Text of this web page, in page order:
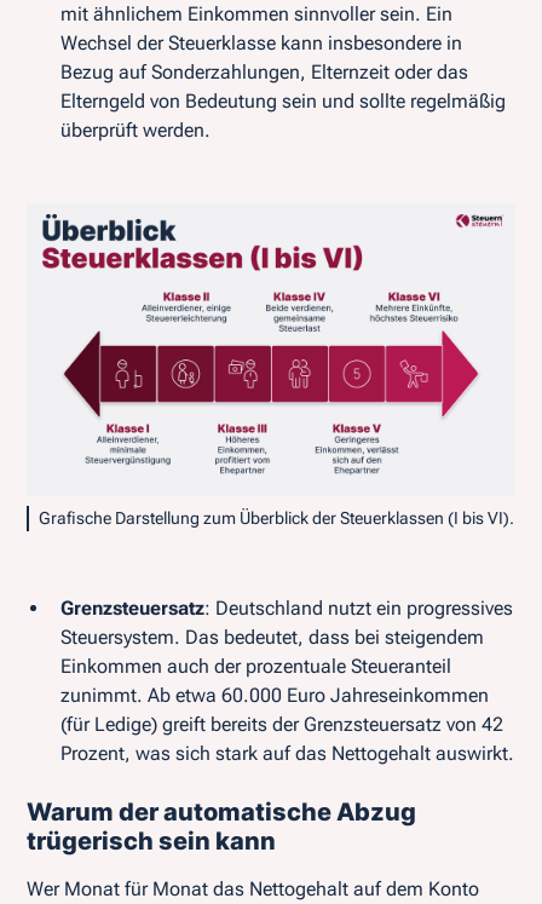
mit ähnlichem Einkommen sinnvoller sein. Ein
Wechsel der Steuerklasse kann insbesondere in
Bezug auf Sonderzahlungen, Elternzeit oder das
Elterngeld von Bedeutung sein und sollte regelmäßig
überprüft werden.
Grafische Darstellung zum Überblick der Steuerklassen (I bis VI).
Grenzsteuersatz: Deutschland nutzt ein progressives
Steuersystem. Das bedeutet, dass bei steigendem
Einkommen auch der prozentuale Steueranteil
zunimmt. Ab etwa 60.000 Euro Jahreseinkommen
(für Ledige) greift bereits der Grenzsteuersatz von 42
Prozent, was sich stark auf das Nettogehalt auswirkt.
Warum der automatische Abzug
trügerisch sein kann
Wer Monat für Monat das Nettogehalt auf dem Konto